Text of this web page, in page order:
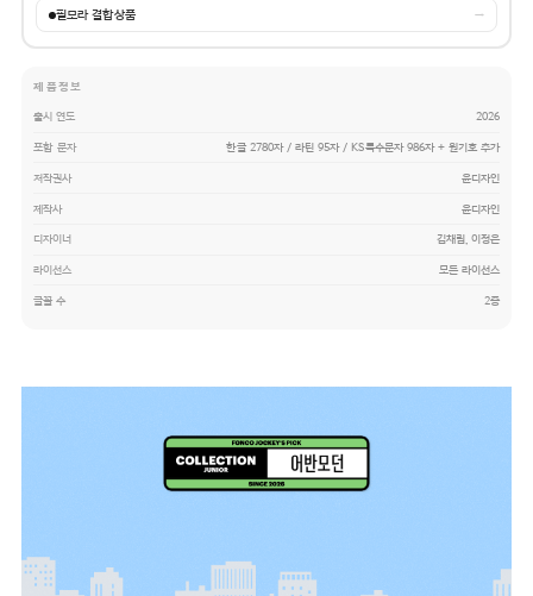
필모라 결합상품 →
제품정보
출시 연도 2026
포함 문자 한글 2780자 / 라틴 95자 / KS특수문자 986자 + 원기호 추가
저작권사 윤디자인
제작사 윤디자인
디자이너 김채림, 이정은
라이선스 모든 라이선스
글꼴 수 2종